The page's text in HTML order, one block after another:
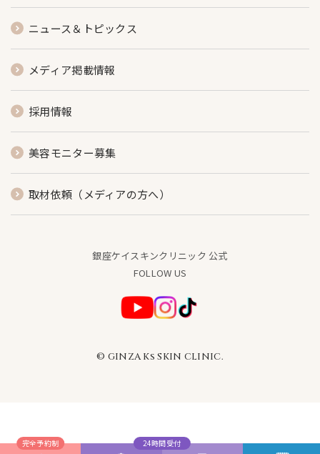
完全予約制 24時間受付
ニュース＆トピックス
メディア掲載情報
採用情報
美容モニター募集
取材依頼（メディアの方へ）
銀座ケイスキンクリニック 公式
FOLLOW US
© GINZA Ks SKIN CLINIC.